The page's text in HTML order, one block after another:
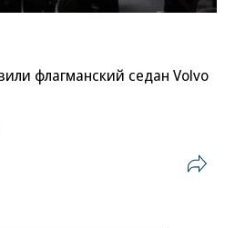
флагманский седан Volvo